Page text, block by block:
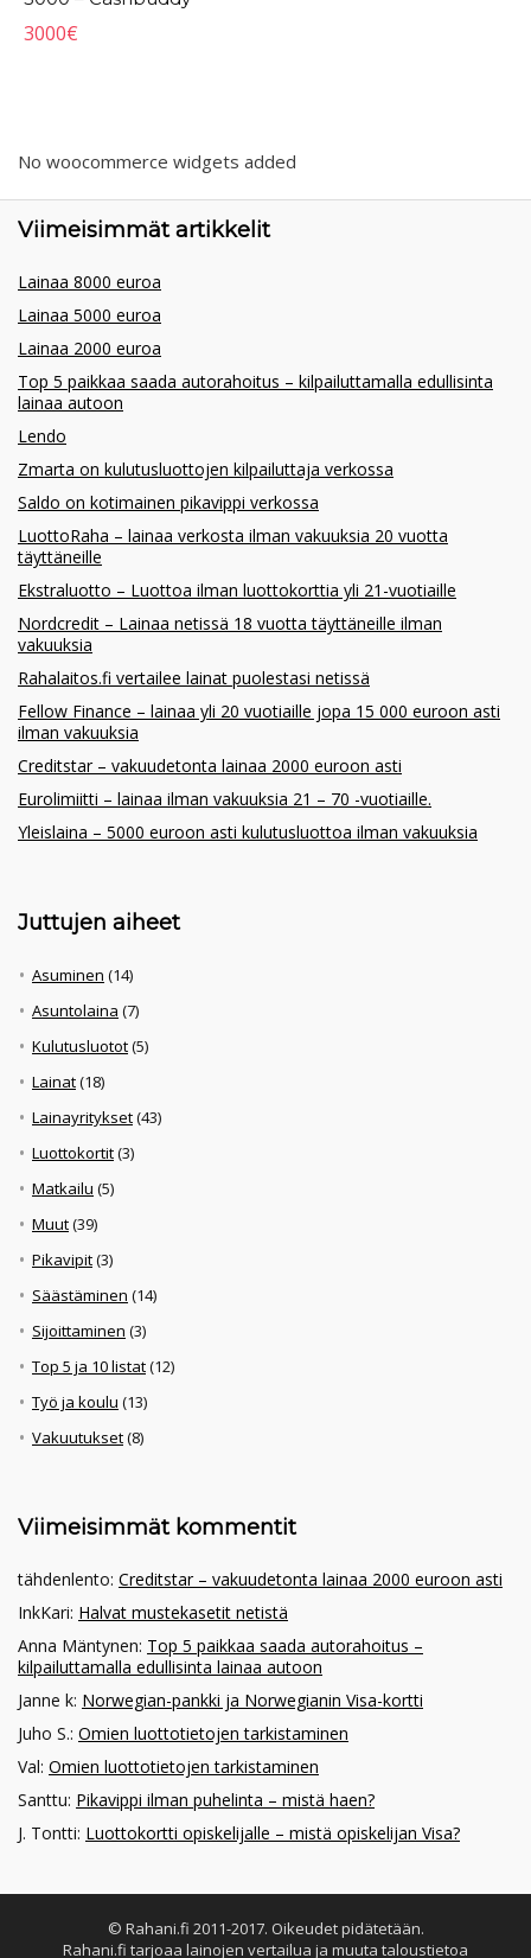
3000€
No woocommerce widgets added
Viimeisimmät artikkelit
Lainaa 8000 euroa
Lainaa 5000 euroa
Lainaa 2000 euroa
Top 5 paikkaa saada autorahoitus – kilpailuttamalla edullisinta
lainaa autoon
Lendo
Zmarta on kulutusluottojen kilpailuttaja verkossa
Saldo on kotimainen pikavippi verkossa
LuottoRaha – lainaa verkosta ilman vakuuksia 20 vuotta
täyttäneille
Ekstraluotto – Luottoa ilman luottokorttia yli 21-vuotiaille
Nordcredit – Lainaa netissä 18 vuotta täyttäneille ilman
vakuuksia
Rahalaitos.fi vertailee lainat puolestasi netissä
Fellow Finance – lainaa yli 20 vuotiaille jopa 15 000 euroon asti
ilman vakuuksia
Creditstar – vakuudetonta lainaa 2000 euroon asti
Eurolimiitti – lainaa ilman vakuuksia 21 – 70 -vuotiaille.
Yleislaina – 5000 euroon asti kulutusluottoa ilman vakuuksia
Juttujen aiheet
Asuminen (14)
Asuntolaina (7)
Kulutusluotot(5)
Lainat(18)
Lainayritykset(43)
Luottokortit(3)
Matkailu (5)
Muut(39)
Pikavipit(3)
Säästäminen (14)
Sijoittaminen (3)
Top 5 ja 10 listat(12)
Työ ja koulu (13)
Vakuutukset(8)
Viimeisimmät kommentit
tähdenlento: Creditstar – vakuudetonta lainaa 2000 euroon asti
InkKari: Halvat mustekasetit netistä
Anna Mäntynen: Top 5 paikkaa saada autorahoitus –
kilpailuttamalla edullisinta lainaa autoon
Janne k: Norwegian-pankki ja Norwegianin Visa-kortti
Juho S.: Omien luottotietojen tarkistaminen
Val: Omien luottotietojen tarkistaminen
Santtu: Pikavippi ilman puhelinta – mistä haen?
J. Tontti: Luottokortti opiskelijalle – mistä opiskelijan Visa?
© Rahani.fi 2011-2017. Oikeudet pidätetään.
Rahani.fi tarjoaa lainojen vertailua ja muuta taloustietoa